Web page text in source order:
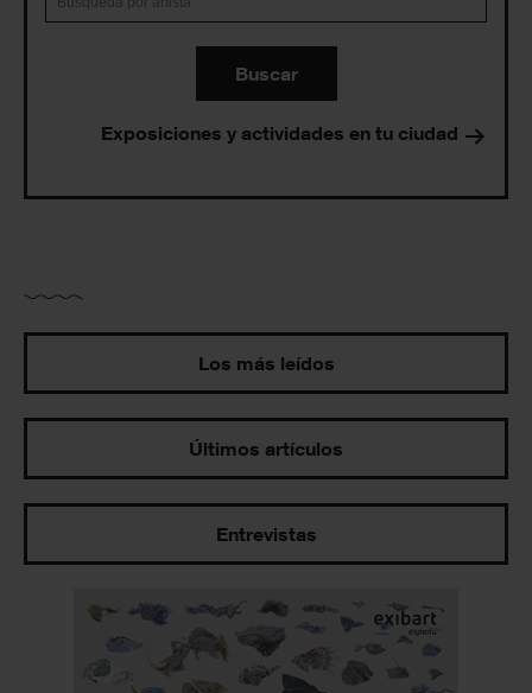
Buscar
Exposiciones y actividades en tu ciudad
Los más leídos
Últimos artículos
Entrevistas